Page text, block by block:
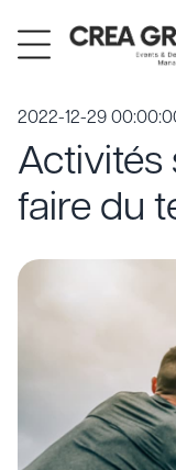
2022-12-29
Activités
faire du